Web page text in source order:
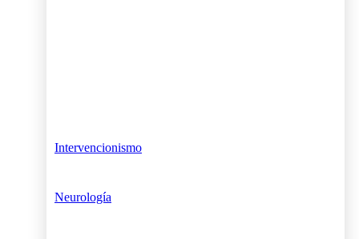
Intervencionismo
Neurología